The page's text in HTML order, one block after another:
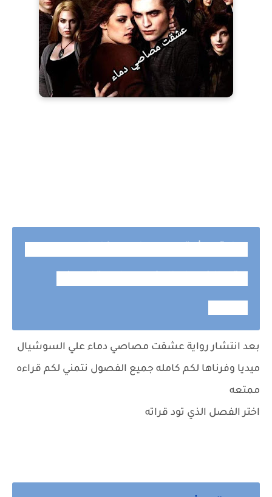
بعد انتشار رواية عشقت مصاصي دماء علي السوشيال
ميديا وفرناها لكم كامله جميع الفصول نتمني لكم قراءه
ممتعه
اختر الفصل الذي تود قراته